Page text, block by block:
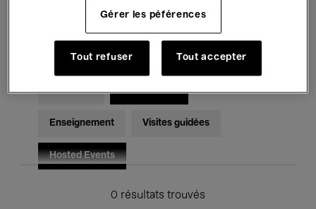
Musique électronique
Pour tous Kids’ Palace
Enseignement Visites guidées
Hosted Events
0 résultats trouvés
Gérer les péférences
Tout refuser Tout accepter